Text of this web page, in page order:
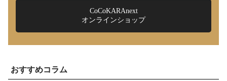
CoCoKARAnext
オンラインショップ
おすすめコラム